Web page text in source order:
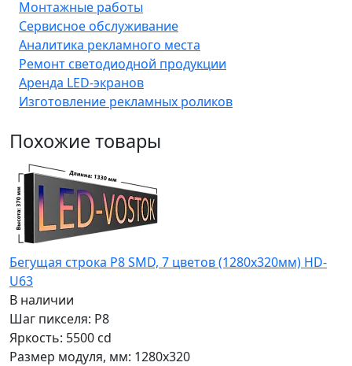
Монтажные работы
Сервисное обслуживание
Аналитика рекламного места
Ремонт светодиодной продукции
Аренда LED-экранов
Изготовление рекламных роликов
Похожие товары
Бегущая строка Р8 SMD, 7 цветов (1280x320мм) HD-
U63
В наличии
Шаг пикселя: P8
Яркость: 5500 cd
Размер модуля, мм: 1280x320